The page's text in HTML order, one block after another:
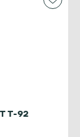
T-92